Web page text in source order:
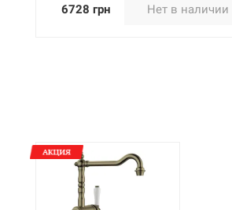
6728 грн Нет в наличии